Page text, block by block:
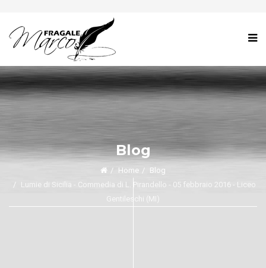
Blog
Home
Blog
Lumie di Sicilia - Commedia di L. Pirandello - 05 febbraio 2016 - Liceo
Gentileschi (MI)